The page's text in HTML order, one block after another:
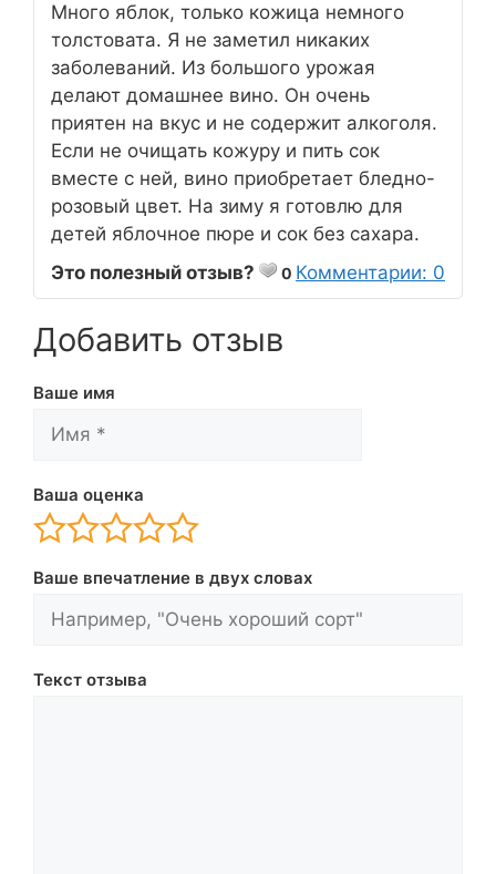
Много яблок, только кожица немного
толстовата. Я не заметил никаких
заболеваний. Из большого урожая
делают домашнее вино. Он очень
приятен на вкус и не содержит алкоголя.
Если не очищать кожуру и пить сок
вместе с ней, вино приобретает бледно-
розовый цвет. На зиму я готовлю для
детей яблочное пюре и сок без сахара.
Это полезный отзыв?
0 Комментарии: 0
Добавить отзыв
Ваше имя
Ваша оценка
Ваше впечатление в двух словах
Текст отзыва